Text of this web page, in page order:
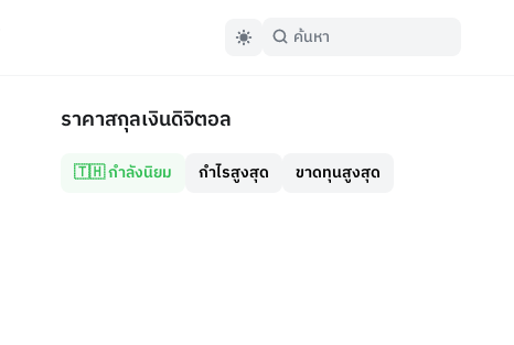
ราคาสกุลเงินดิจิตอล
🇹🇭 กำลังนิยม กำไรสูงสุด ขาดทุนสูงสุด